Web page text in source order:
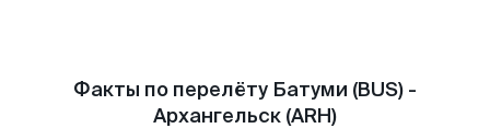
Факты по перелёту Батуми (BUS) -
Архангельск (ARH)